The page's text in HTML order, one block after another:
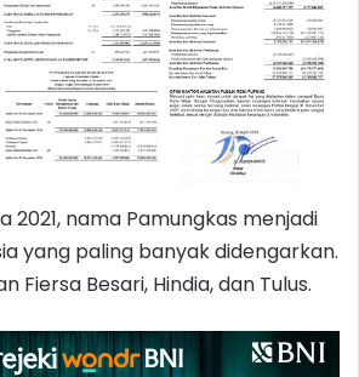
2021, nama Pamungkas menjadi
yang paling banyak didengarkan.
Fiersa Besari, Hindia, dan Tulus.